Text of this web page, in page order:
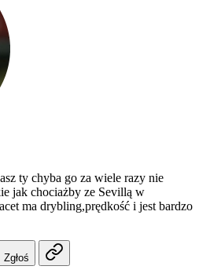
ty chyba go za wiele razy nie
jak chociażby ze Sevillą w
ma drybling,prędkość i jest bardzo
Zgłoś